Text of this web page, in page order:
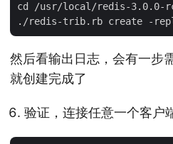
cd /usr/local/redis-3.0.0-
然后看输出日志，会有一步
就创建完成了
验证，连接任意一个客户